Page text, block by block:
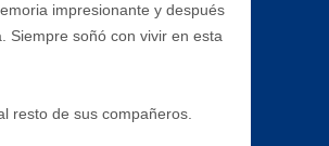
impresionante y después
Siempre soñó con vivir en esta
resto de sus compañeros.